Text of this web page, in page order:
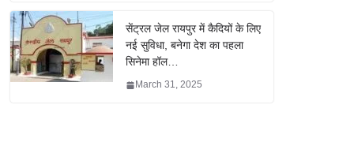
सेंट्रल जेल रायपुर में कैदियों के लिए
नई सुविधा, बनेगा देश का पहला
सिनेमा हॉल…
March 31, 2025